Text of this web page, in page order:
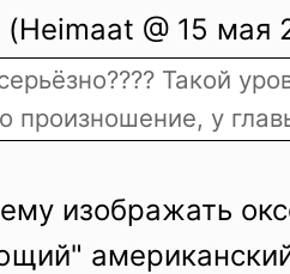
(Heimaat @ 15 мая
Такой
произношение, у
изображать